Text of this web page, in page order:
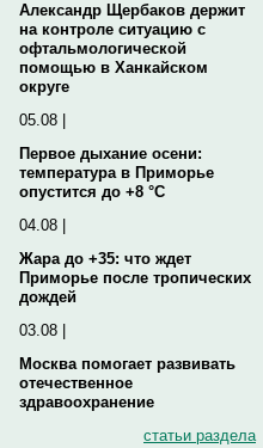
Александр Щербаков держит
на контроле ситуацию с
офтальмологической
помощью в Ханкайском
округе
05.08 |
Первое дыхание осени:
температура в Приморье
опустится до +8 °C
04.08 |
Жара до +35: что ждет
Приморье после тропических
дождей
03.08 |
Москва помогает развивать
отечественное
здравоохранение
статьи раздела